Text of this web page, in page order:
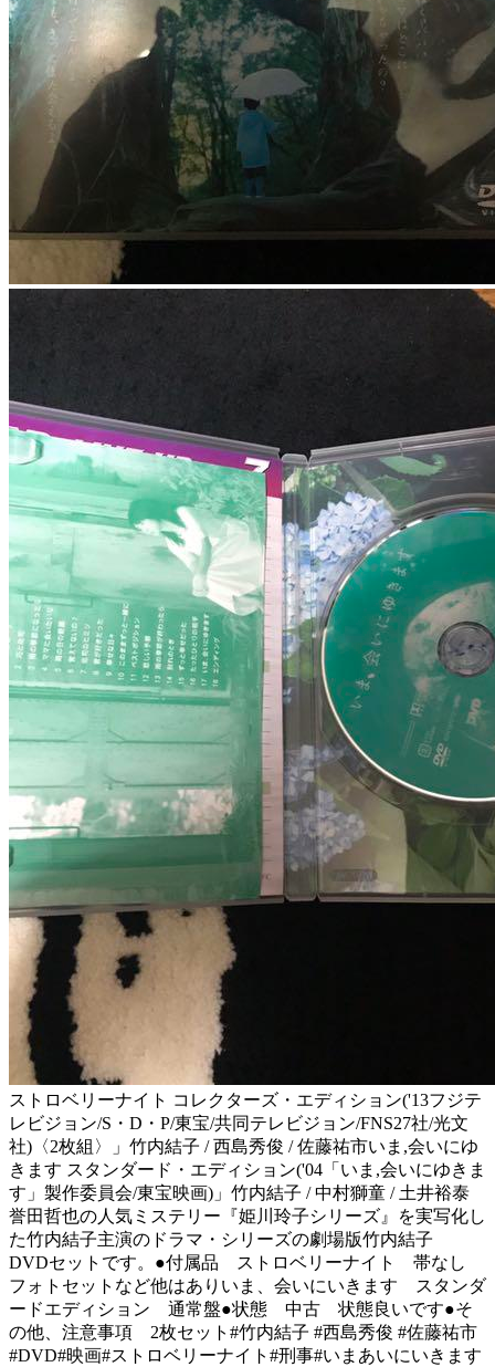
ストロベリーナイト コレクターズ・エディション('13フジテ
レビジョン/S・D・P/東宝/共同テレビジョン/FNS27社/光文
社)〈2枚組〉」竹内結子 / 西島秀俊 / 佐藤祐市いま,会いにゆ
きます スタンダード・エディション('04「いま,会いにゆきま
す」製作委員会/東宝映画)」竹内結子 / 中村獅童 / 土井裕泰
誉田哲也の人気ミステリー『姫川玲子シリーズ』を実写化し
た竹内結子主演のドラマ・シリーズの劇場版竹内結子
DVDセットです。●付属品 ストロベリーナイト 帯なし
フォトセットなど他はありいま、会いにいきます スタンダ
ードエディション 通常盤●状態 中古 状態良いです●そ
の他、注意事項 2枚セット#竹内結子 #西島秀俊 #佐藤祐市
#DVD#映画#ストロベリーナイト#刑事#いまあいにいきます